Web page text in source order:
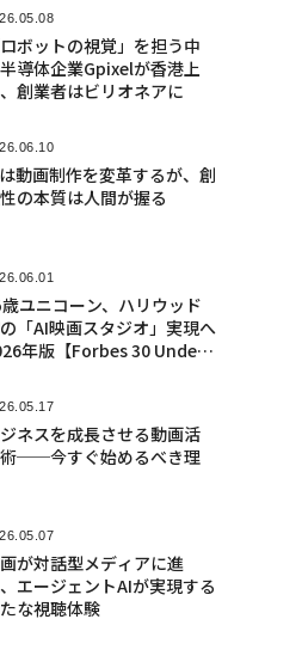
ロボットの視覚」を担う中
導体企業Gpixelが香港上
創業者はビリオネアに
動画制作を変革するが、創
の本質は人間が握る
ユニコーン、ハリウッド
「AI映画スタジオ」実現へ
年版【Forbes 30 Under
ネスを成長させる動画活
──今すぐ始めるべき理
が対話型メディアに進
エージェントAIが実現する
な視聴体験